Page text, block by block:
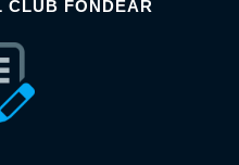
CLUB FONDEAR